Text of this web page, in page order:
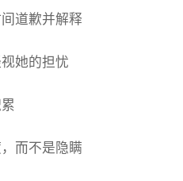
道歉并解释
她的担忧
而不是隐瞒